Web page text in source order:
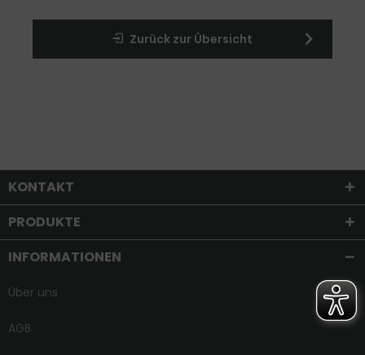
Zurück zur Übersicht
KONTAKT
PRODUKTE
INFORMATIONEN
Über uns
AGB